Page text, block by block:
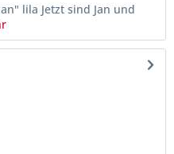
lila Jetzt sind Jan und